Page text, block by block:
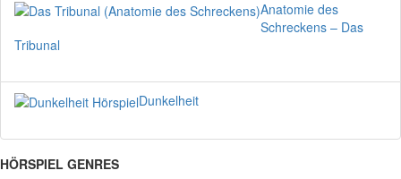
Anatomie des
Schreckens – Das
Tribunal
Dunkelheit
HÖRSPIEL GENRES